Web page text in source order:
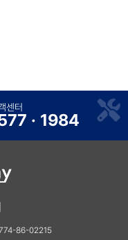
센터
· 1984
774-86-02215